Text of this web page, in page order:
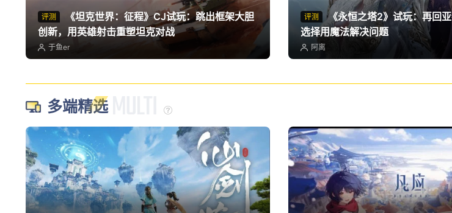
评测
创新，用英雄射击重塑坦克对战
于鱼er
评测
《永恒之塔2》试玩：再回亚特雷亚，这次我
选择用魔法解决问题
阿离
多端精选